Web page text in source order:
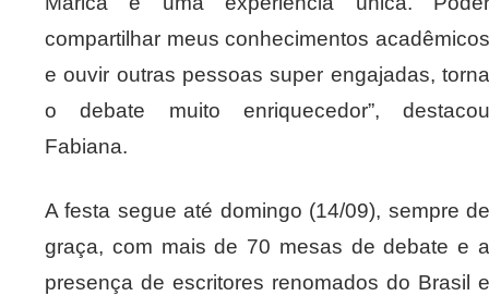
compartilhar meus conhecimentos acadêmicos
e ouvir outras pessoas super engajadas, torna
o debate muito enriquecedor”, destacou
Fabiana.
A festa segue até domingo (14/09), sempre de
graça, com mais de 70 mesas de debate e a
presença de escritores renomados do Brasil e